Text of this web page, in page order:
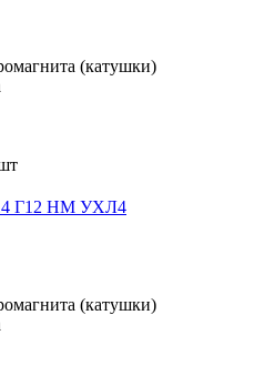
(катушки)
Г12 НМ УХЛ4
(катушки)